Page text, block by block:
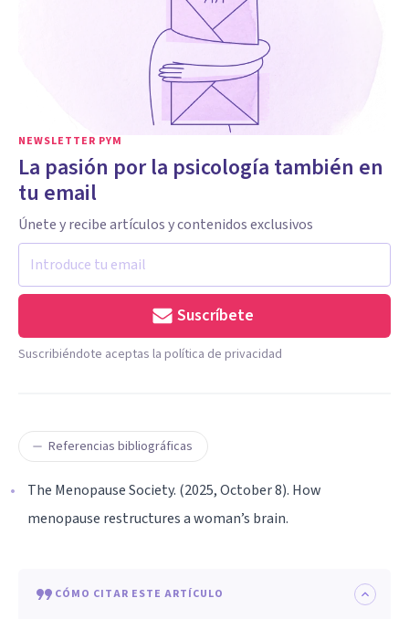
NEWSLETTER PYM
La pasión por la psicología también en
tu email
Únete y recibe artículos y contenidos exclusivos
Suscríbete
Suscribiéndote aceptas la política de privacidad
Referencias bibliográficas
The Menopause Society. (2025, October 8). How
menopause restructures a woman’s brain.
CÓMO CITAR ESTE ARTÍCULO